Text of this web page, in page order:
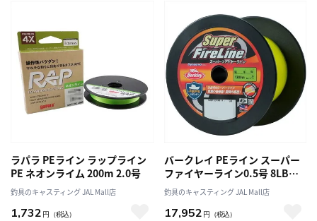
ラパラ PEライン ラップライン
PE ネオンライム 200m 2.0号
釣具のキャスティング JAL Mall店
1,732 円 （税込）
バークレイ PEライン スーパー
ファイヤーライン0.5号 8LB
1200M グリーン
釣具のキャスティング JAL Mall店
17,952 円 （税込）